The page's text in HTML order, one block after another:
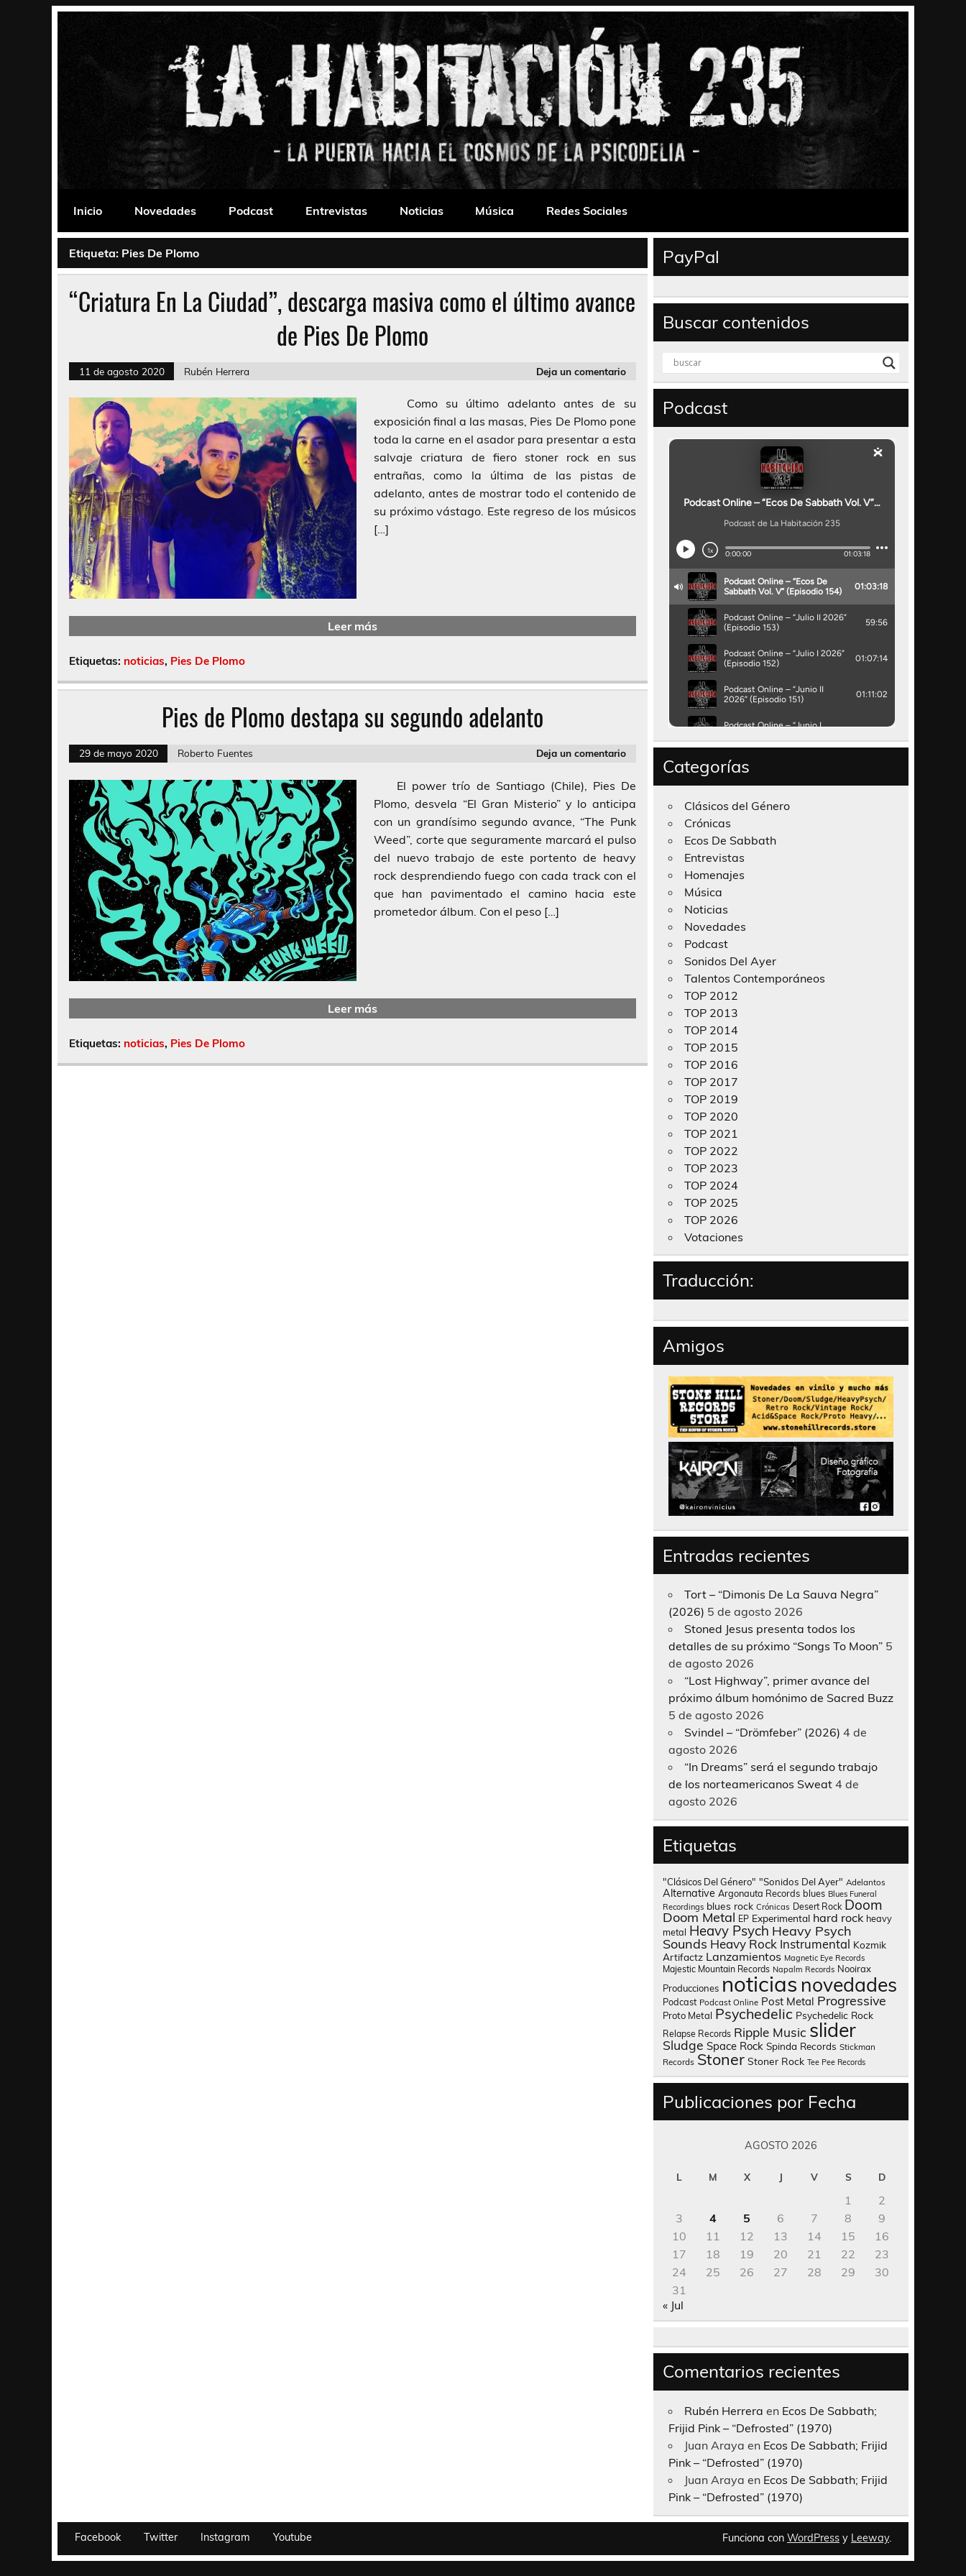
La Habitación 235
Inicio
Novedades Podcast Entrevistas Noticias Música Redes Sociales
Etiqueta: Pies De Plomo
“Criatura En La Ciudad”, descarga masiva como el último avance
de Pies De Plomo
11 de agosto 2020 Rubén Herrera Deja un comentario
Como su último adelanto antes de su
exposición final a las masas, Pies De Plomo pone
toda la carne en el asador para presentar a esta
salvaje criatura de fiero stoner rock en sus
entrañas, como la última de las pistas de
adelanto, antes de mostrar todo el contenido de
su próximo vástago. Este regreso de los músicos
[…]
Leer más
Etiquetas: noticias, Pies De Plomo
Pies de Plomo destapa su segundo adelanto
29 de mayo 2020 Roberto Fuentes Deja un comentario
El power trío de Santiago (Chile), Pies De
Plomo, desvela “El Gran Misterio” y lo anticipa
con un grandísimo segundo avance, “The Punk
Weed”, corte que seguramente marcará el pulso
del nuevo trabajo de este portento de heavy
rock desprendiendo fuego con cada track con el
que han pavimentado el camino hacia este
prometedor álbum. Con el peso […]
Leer más
Etiquetas: noticias, Pies De Plomo
PayPal
Buscar contenidos
Podcast
Categorías
Clásicos del Género
Crónicas
Ecos De Sabbath
Entrevistas
Homenajes
Música
Noticias
Novedades
Podcast
Sonidos Del Ayer
Talentos Contemporáneos
TOP 2012
TOP 2013
TOP 2014
TOP 2015
TOP 2016
TOP 2017
TOP 2019
TOP 2020
TOP 2021
TOP 2022
TOP 2023
TOP 2024
TOP 2025
TOP 2026
Votaciones
Traducción:
Amigos
Entradas recientes
Tort – “Dimonis De La Sauva Negra”
(2026) 5 de agosto 2026
Stoned Jesus presenta todos los
detalles de su próximo “Songs To Moon” 5
de agosto 2026
“Lost Highway”, primer avance del
próximo álbum homónimo de Sacred Buzz
5 de agosto 2026
Svindel – “Drömfeber” (2026) 4 de
agosto 2026
“In Dreams” será el segundo trabajo
de los norteamericanos Sweat 4 de
agosto 2026
Etiquetas
"Clásicos Del Género" "Sonidos Del Ayer" Adelantos
Alternative Argonauta Records blues Blues Funeral
Recordings blues rock Crónicas Desert Rock Doom
Doom Metal EP Experimental hard rock heavy
metal Heavy Psych Heavy Psych
Sounds Heavy Rock Instrumental Kozmik
Artifactz Lanzamientos Magnetic Eye Records
Majestic Mountain Records Napalm Records Nooirax
Producciones noticias novedades
Podcast Podcast Online Post Metal Progressive
Proto Metal Psychedelic Psychedelic Rock
Relapse Records Ripple Music slider
Sludge Space Rock Spinda Records Stickman
Records Stoner Stoner Rock Tee Pee Records
Publicaciones por Fecha
AGOSTO 2026
L M X J V S D
1
2
3
4 5 6 7 8
9
10
11 12 13 14 15
16
17
18 19 20 21 22
23
24
25 26 27 28 29
30
31
« Jul
Comentarios recientes
Rubén Herrera en Ecos De Sabbath;
Frijid Pink – “Defrosted” (1970)
Juan Araya en Ecos De Sabbath; Frijid
Pink – “Defrosted” (1970)
Juan Araya en Ecos De Sabbath; Frijid
Pink – “Defrosted” (1970)
Facebook Twitter Instagram Youtube Funciona con WordPress y Leeway.